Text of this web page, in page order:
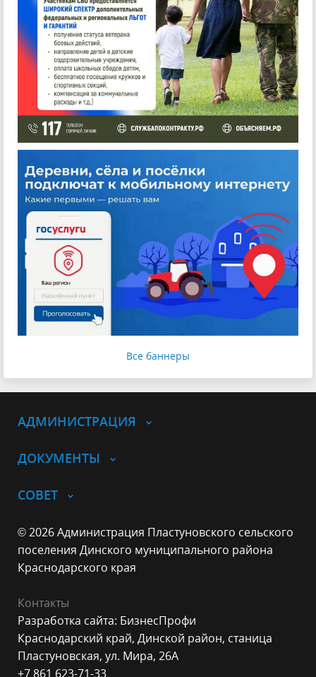
Все баннеры
АДМИНИСТРАЦИЯ
ДОКУМЕНТЫ
СОВЕТ
© 2026 Администрация Пластуновского сельского
поселения Динского муниципального района
Краснодарского края
Контакты
Разработка сайта: БизнесПрофи
Краснодарский край, Динской район, станица
Пластуновская, ул. Мира, 26А
+7 861 623-71-33